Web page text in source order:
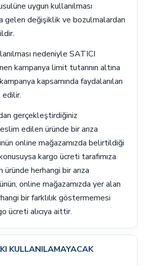
uygun kullanılması
gelen değişiklik ve bozulmalardan
nedeniyle SATICI
kampanya limit tutarının altına
kapsamında faydalanılan
edilir.
gerçekleştirdiğiniz
edilen üründe bir arıza
online mağazamızda belirtildiği
kargo ücreti tarafımıza
herhangi bir arıza
online mağazamızda yer alan
bir farklılık göstermemesi
ücreti alıcıya aittir.
KULLANILAMAYACAK